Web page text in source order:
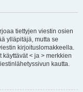
tiettyjen viestin osien
ylläpitäjä, mutta se
kirjoituslomakkeella.
käyttävät < ja > merkkien
kautta.